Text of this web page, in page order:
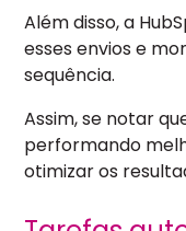
Além disso, a
esses envios e
sequência.
Assim, se notar
performando
otimizar os